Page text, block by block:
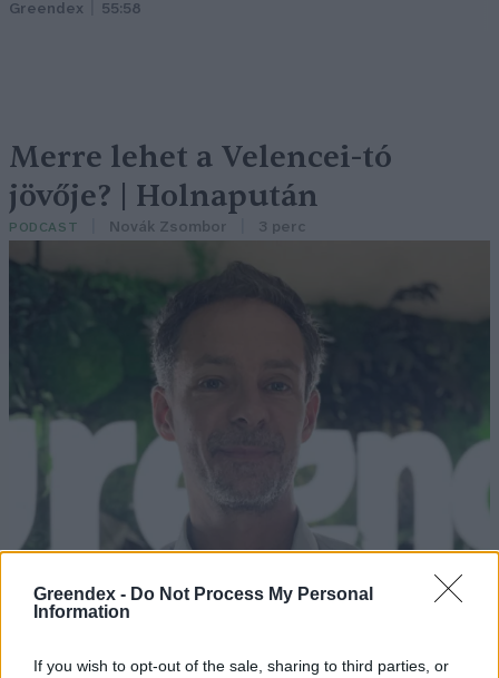
Greendex - Do Not Process My Personal
Information
If you wish to opt-out of the sale, sharing to third parties, or
Greendex 55:58
Merre lehet a Velencei-tó
jövője? | Holnapután
PODCAST Novák Zsombor 3 perc